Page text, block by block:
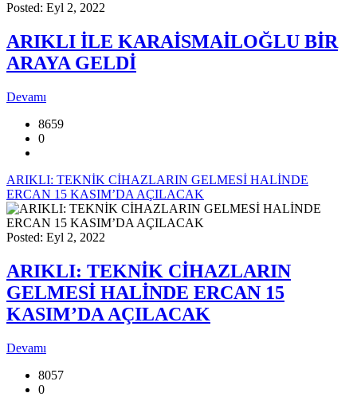
Posted: Eyl 2, 2022
ARIKLI İLE KARAİSMAİLOĞLU BİR
ARAYA GELDİ
Devamı
8659
0
ARIKLI: TEKNİK CİHAZLARIN GELMESİ HALİNDE
ERCAN 15 KASIM’DA AÇILACAK
Posted: Eyl 2, 2022
ARIKLI: TEKNİK CİHAZLARIN
GELMESİ HALİNDE ERCAN 15
KASIM’DA AÇILACAK
Devamı
8057
0